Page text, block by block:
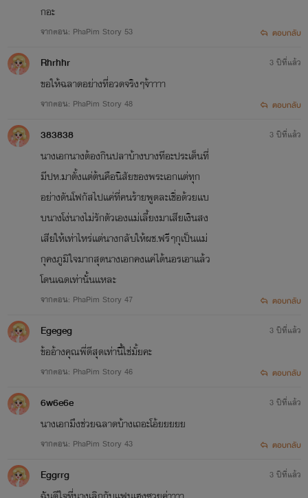
กอะ
จากตอน: PhaPim Story 53 ตอบกลับ
Rhrhhr
ขอให้ฉลาดอย่างที่อวดจริงๆจ้าาาา
จากตอน: PhaPim Story 48
3 ปีที่แล้ว
ตอบกลับ
383838
นางเอกนางต้องกินปลาบ้างบางทีอะประเด็นที่
มีปห.มาตั้งเเต่ต้นคือนิสัยของพระเอกเเต่ทุก
อย่างดันโฟกัสไปเเค่ที่คนร้ายพูดละเชื่อด้วยเเบ
บนางโง่นางไม่รักตัวเองเเม่เลี้ยงมาเสียเงินสง
เสียให้เท่าไหร่เเต่นางกลับให้ผช.ฟรีๆกุเป็นเเม่
กุคงภูมิใจมากสุดนางเอกคงเเค่ได้นอรเอาเเล้ว
โดนเฉดเท่านั้นเเหละ
จากตอน: PhaPim Story 47
3 ปีที่แล้ว
ตอบกลับ
Egegeg
ข้ออ้างคุณพี่ดีสุดเท่านี้ใช่มั้ยคะ
จากตอน: PhaPim Story 46
3 ปีที่แล้ว
ตอบกลับ
6w6e6e
นางเอกมึงช่วยฉลาดบ้างเถอะโอ้ยยยยย
จากตอน: PhaPim Story 43
3 ปีที่แล้ว
ตอบกลับ
Eggrrg 3 ปีที่แล้ว